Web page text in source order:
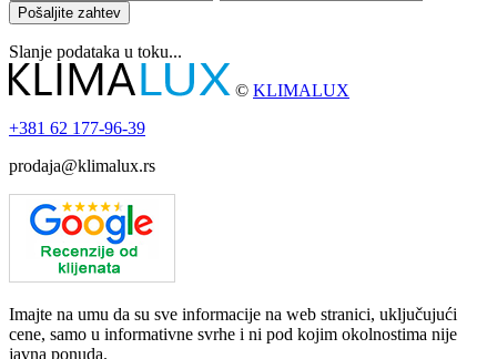
Pošaljite zahtev
Slanje podataka u toku...
© KLIMALUX
+381 62 177-96-39
prodaja@klimalux.rs
Imajte na umu da su sve informacije na web stranici, uključujući
cene, samo u informativne svrhe i ni pod kojim okolnostima nije
javna ponuda.